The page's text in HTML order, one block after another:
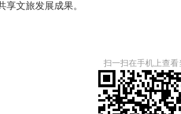
享文旅发展成果。
扫一扫在手机上查看